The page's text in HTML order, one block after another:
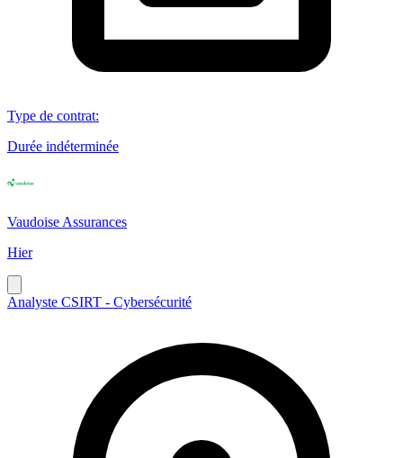
Type de contrat:
Durée indéterminée
Vaudoise Assurances
Hier
Analyste CSIRT - Cybersécurité